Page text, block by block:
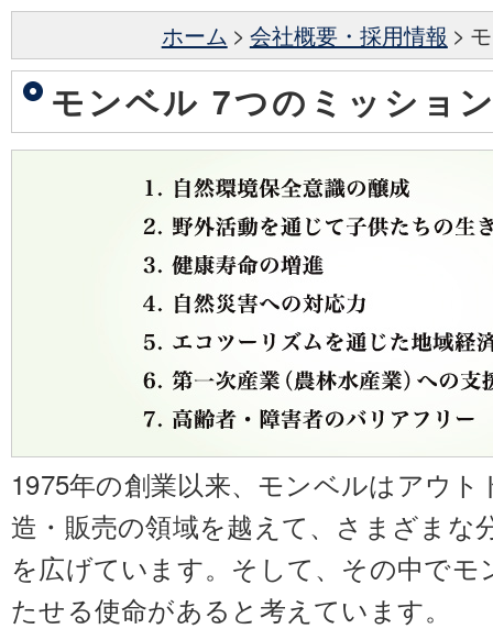
ホーム > 会社概要・採用情報 >
モンベル 7つのミッショ
1975年の創業以来、モンベルはアウト
造・販売の領域を越えて、さまざまな
を広げています。そして、その中で
たせる使命があると考えています。